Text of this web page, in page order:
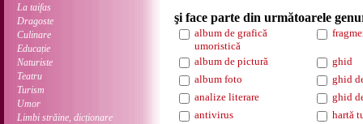
La taifas
Dragoste
Culinare
Educație
Naturiste
Teatru
Turism
Umor
Limbi străine, dicționare
şi face parte din următoarele
album de grafică
umoristică
album de pictură
ghid
album foto
ghid
analize literare
ghid
antivirus
hartă